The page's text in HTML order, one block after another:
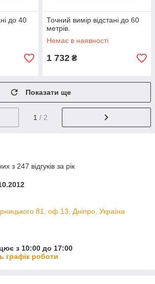
до 40
Точний вимір відстані до 60
метрів.
Немає в наявності
1 732 ₴
Показати ще
1 / 2
з 247 відгуків за рік
81, оф.13, Дніпро, Україна
з 10:00 до 17:00
графік роботи